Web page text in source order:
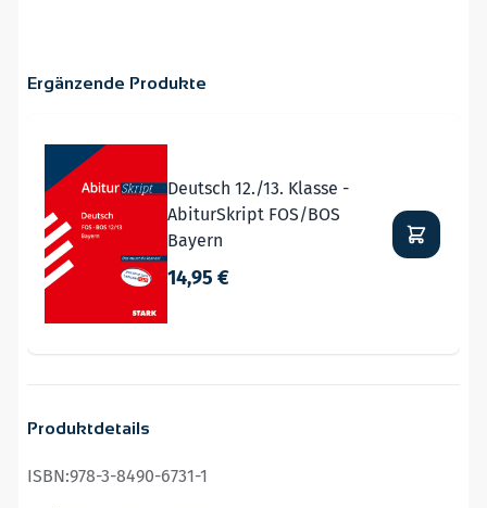
Ergänzende Produkte
Deutsch 12./13. Klasse -
AbiturSkript FOS/BOS
Bayern
14,95 €
Produktdetails
ISBN:978-3-8490-6731-1